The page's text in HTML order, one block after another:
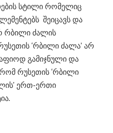
სტილი რომელიც
შეიცავს და
რბილი ძალის
‘რბილი ძალა’ არ
გამიჯნული და
რომ რუსეთის ‘რბილი
ერთ-ერთი